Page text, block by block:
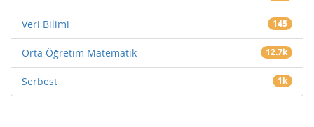
Veri Bilimi 145
Orta Öğretim Matematik 12.7k
Serbest 1k